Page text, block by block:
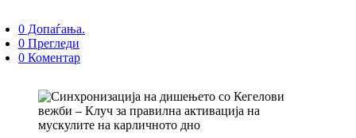
0 Допаѓања.
0 Прегледи
0 Коментар